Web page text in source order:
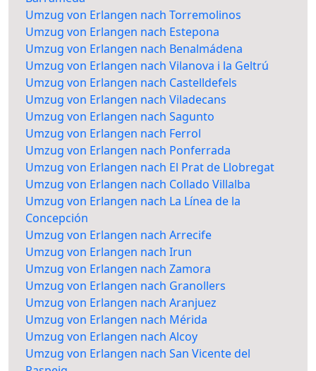
Umzug von Erlangen nach Torremolinos
Umzug von Erlangen nach Estepona
Umzug von Erlangen nach Benalmádena
Umzug von Erlangen nach Vilanova i la Geltrú
Umzug von Erlangen nach Castelldefels
Umzug von Erlangen nach Viladecans
Umzug von Erlangen nach Sagunto
Umzug von Erlangen nach Ferrol
Umzug von Erlangen nach Ponferrada
Umzug von Erlangen nach El Prat de Llobregat
Umzug von Erlangen nach Collado Villalba
Umzug von Erlangen nach La Línea de la
Concepción
Umzug von Erlangen nach Arrecife
Umzug von Erlangen nach Irun
Umzug von Erlangen nach Zamora
Umzug von Erlangen nach Granollers
Umzug von Erlangen nach Aranjuez
Umzug von Erlangen nach Mérida
Umzug von Erlangen nach Alcoy
Umzug von Erlangen nach San Vicente del